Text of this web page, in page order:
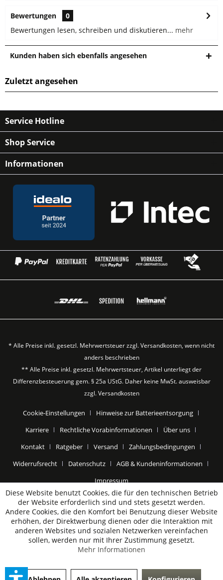
Bewertungen
0
Bewertungen lesen, schreiben und diskutieren... mehr
Kunden haben sich ebenfalls angesehen
Zuletzt angesehen
Service Hotline
Shop Service
Informationen
* Alle Preise inkl. gesetzl. Mehrwertsteuer zzgl.Versandkosten, wenn nicht
anders beschrieben
** Alle Preise inkl. gesetzl. Mehrwertsteuer, Artikel unterliegt der
Differenzbesteuerung gem. § 25a UStG. Daher keine MwSt. ausweisbar
zzgl.Versandkosten
Cookie-Einstellungen
Hinweise zur Batterieentsorgung
Karriere
Rechtliche Vorabinformationen
Über uns
Kontakt
Ratgeber Versand
Zahlungsbedingungen
Widerrufsrecht
Datenschutz
AGB & Kundeninformationen
Impressum
Diese Website benutzt Cookies, die für den technischen Betrieb
der Website erforderlich sind und stets gesetzt werden.
Andere Cookies, die den Komfort bei Benutzung dieser Website
erhöhen, der Direktwerbung dienen oder die Interaktion mit
anderen Websites und sozialen Netzwerken vereinfachen
sollen, werden nur mit Ihrer Zustimmung gesetzt.
Mehr Informationen